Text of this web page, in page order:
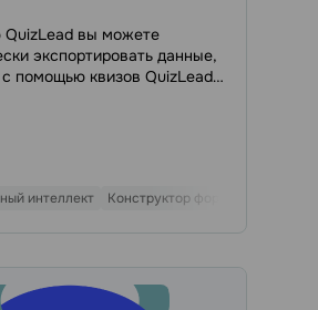
вы можете
экспортировать данные,
помощью квизов QuizLead,
и благодарственных
интеллект Конструктор форм